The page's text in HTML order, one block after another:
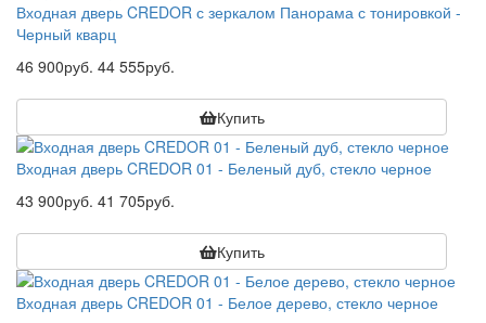
Входная дверь CREDOR с зеркалом Панорама с тонировкой -
Черный кварц
46 900руб. 44 555руб.
Купить
Входная дверь CREDOR 01 - Беленый дуб, стекло черное
43 900руб. 41 705руб.
Купить
Входная дверь CREDOR 01 - Белое дерево, стекло черное